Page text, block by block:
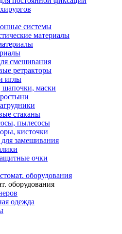
системы
материалы
смешивания
ретракторы
иглы
шапочки, маски
стаканы
пылесосы
кисточки
замешивания
очки
оборудования
оборудования
одежда